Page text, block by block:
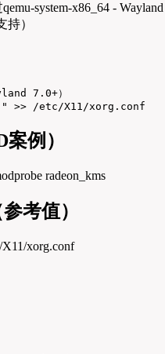
system-x86_64 - Wayland
）
7.0+）
>> /etc/X11/xorg.conf
例）
radeon_kms
考值）
xorg.conf